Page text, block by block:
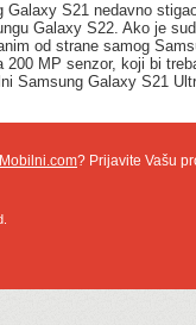
Galaxy S21 nedavno
Galaxy S22. Ako je
od strane samog
200 MP senzor, koji bi
Samsung Galaxy S21
? Prijavite Vašu